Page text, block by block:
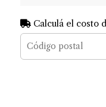
Calculá el costo